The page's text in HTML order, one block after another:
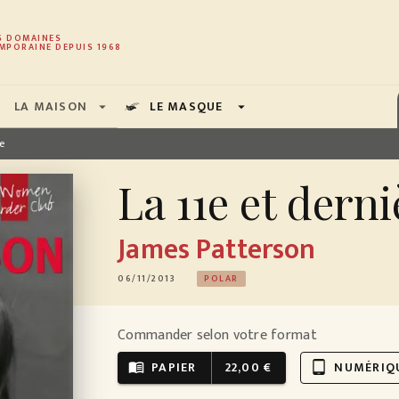
PIED DE PAGE
DOMAINES
DEPUIS 1968
LA MAISON arrow_drop_down LE MASQUE arrow_drop_down
La 11e et
James Patterson
06/11/2013 POLAR
Commander selon votre format
menu_book PAPIER 22,00 € tablet_android